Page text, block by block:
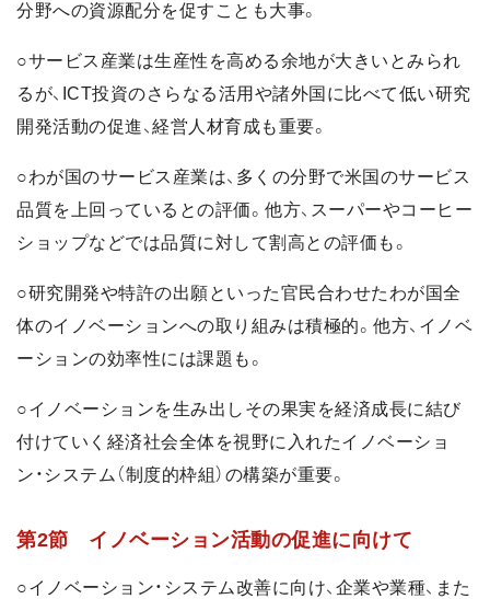
分野への資源配分を促すことも大事。
○サービス産業は生産性を高める余地が大きいとみられ
るが、ICT投資のさらなる活用や諸外国に比べて低い研究
開発活動の促進、経営人材育成も重要。
○わが国のサービス産業は、多くの分野で米国のサービス
品質を上回っているとの評価。他方、スーパーやコーヒー
ショップなどでは品質に対して割高との評価も。
○研究開発や特許の出願といった官民合わせたわが国全
体のイノベーションへの取り組みは積極的。他方、イノベ
ーションの効率性には課題も。
○イノベーションを生み出しその果実を経済成長に結び
付けていく経済社会全体を視野に入れたイノベーショ
ン・システム（制度的枠組）の構築が重要。
第2節 イノベーション活動の促進に向けて
○イノベーション・システム改善に向け、企業や業種、また